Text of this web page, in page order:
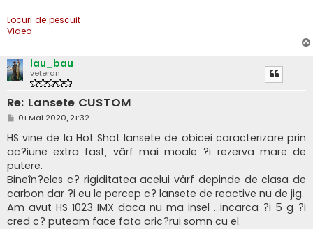
Locuri de pescuit
Video
lau_bau
veteran
Re: Lansete CUSTOM
M
s
a
j
01 Mai 2020, 21:32
HS vine de la Hot Shot lansete de obicei caracterizare prin
ac?iune extra fast, vârf mai moale ?i rezerva mare de
putere.
Bineîn?eles c? rigiditatea acelui vârf depinde de clasa de
carbon dar ?i eu le percep c? lansete de reactive nu de jig.
Am avut HS 1023 IMX daca nu ma insel ...incarca ?i 5 g ?i
cred c? puteam face fata oric?rui somn cu el.